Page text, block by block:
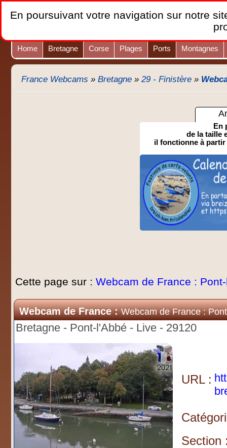
Home Bretagne Corse Plages Ports Montagnes
France Webcams » Bretagne » 29 - Finistère »
En
de la taille
il fonctionne à partir
Cette page sur : Webcam de France :
Webcam de France :Webcam de France :
Bretagne - Pont-l'Abbé - Live - 29120
URL :
Section
En poursuivant votre navigation sur notre